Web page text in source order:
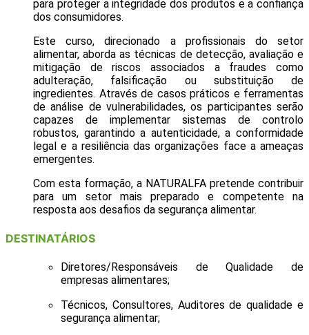
para proteger a integridade dos produtos e a confiança
dos consumidores.
Este curso, direcionado a profissionais do setor
alimentar, aborda as técnicas de detecção, avaliação e
mitigação de riscos associados a fraudes como
adulteração, falsificação ou substituição de
ingredientes. Através de casos práticos e ferramentas
de análise de vulnerabilidades, os participantes serão
capazes de implementar sistemas de controlo
robustos, garantindo a autenticidade, a conformidade
legal e a resiliência das organizações face a ameaças
emergentes.
Com esta formação, a NATURALFA pretende contribuir
para um setor mais preparado e competente na
resposta aos desafios da segurança alimentar.
DESTINATÁRIOS
Diretores/Responsáveis de Qualidade de
empresas alimentares;
Técnicos, Consultores, Auditores de qualidade e
segurança alimentar;